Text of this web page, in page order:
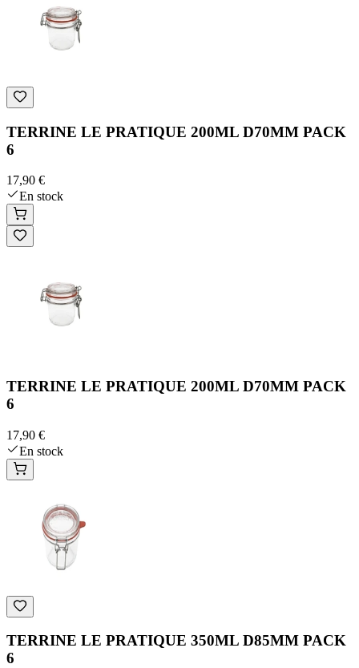
TERRINE LE PRATIQUE 200ML D70MM PACK
6
17,90 €
En stock
TERRINE LE PRATIQUE 200ML D70MM PACK
6
17,90 €
En stock
TERRINE LE PRATIQUE 350ML D85MM PACK
6